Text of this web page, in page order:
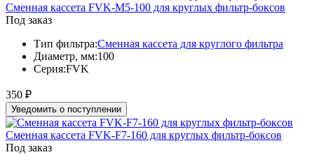
Сменная кассета FVK-M5-100 для круглых фильтр-боксов
Под заказ
Тип фильтра:Сменная кассета для круглого фильтра
Диаметр, мм:100
Серия:FVK
350 ₽
Уведомить о поступлении
Сменная кассета FVK-F7-160 для круглых фильтр-боксов
Под заказ